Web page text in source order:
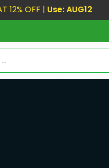
12% OFF | Use: AUG12